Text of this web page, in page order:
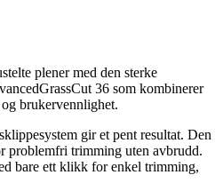
plener med den sterke
36 som kombinerer
brukervennlighet.
gir et pent resultat. Den
problemfri trimming uten avbrudd.
bare ett klikk for enkel trimming,